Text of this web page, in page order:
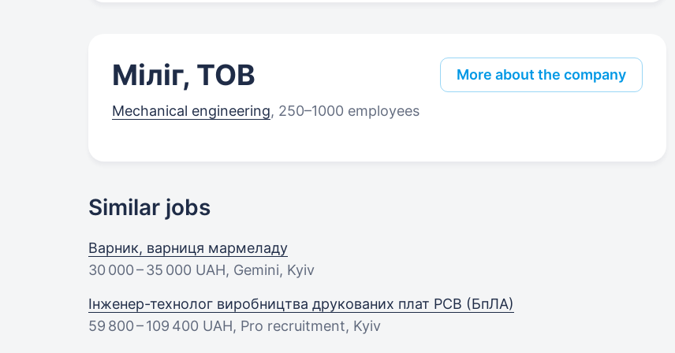
Міліг, ТОВ
Mechanical engineering, 250–1000 employees
More about the company
Similar jobs
Варник, варниця мармеладу
30 000 – 35 000 UAH, Gemini, Kyiv
Інженер-технолог виробництва друкованих плат РСВ (БпЛА)
59 800 – 109 400 UAH, Pro recruitment, Kyiv